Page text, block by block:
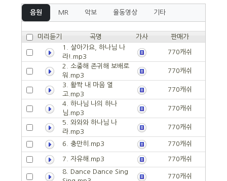
음원 MR 악보 율동영상 기타
미리듣기 곡명 가사
판매가
1. 살아가요, 하나님 나
라!.mp3
770캐쉬
2. 소중해 존귀해 보배로
워.mp3
770캐쉬
3. 활짝 내 마음 열
고.mp3
770캐쉬
4. 하나님 나의 하나
님.mp3
770캐쉬
5. 와와와 하나님 나
라.mp3
770캐쉬
6. 충만히.mp3 770캐쉬
7. 자유해.mp3
770캐쉬
8. Dance Dance Sing
770캐쉬